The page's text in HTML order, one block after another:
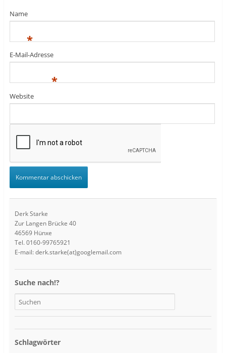
Name
*
E-Mail-Adresse
*
Website
Derk Starke
Zur Langen Brücke 40
46569 Hünxe
Tel. 0160-99765921
E-mail: derk.starke(at)googlemail.com
Suche nach!?
Schlagwörter